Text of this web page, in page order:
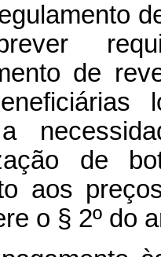
de
de
aos
o § 2º do